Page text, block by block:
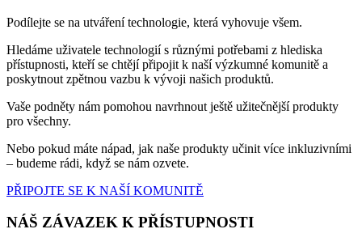
Podílejte se na utváření technologie, která vyhovuje všem.
Hledáme uživatele technologií s různými potřebami z hlediska
přístupnosti, kteří se chtějí připojit k naší výzkumné komunitě a
poskytnout zpětnou vazbu k vývoji našich produktů.
Vaše podněty nám pomohou navrhnout ještě užitečnější produkty
pro všechny.
Nebo pokud máte nápad, jak naše produkty učinit více inkluzivními
– budeme rádi, když se nám ozvete.
PŘIPOJTE SE K NAŠÍ KOMUNITĚ
NÁŠ ZÁVAZEK K PŘÍSTUPNOSTI